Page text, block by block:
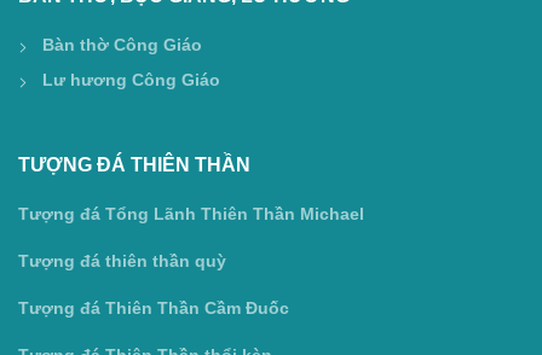
Bàn thờ Công Giáo
Lư hương Công Giáo
TƯỢNG ĐÁ THIÊN THẦN
Tượng đá Tổng Lãnh Thiên Thần Michael
Tượng đá thiên thần quỳ
Tượng đá Thiên Thần Cầm Đuốc